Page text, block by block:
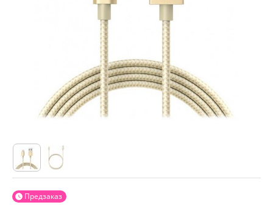
Предзаказ
